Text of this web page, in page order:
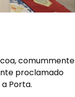
comummente
proclamado
Porta.